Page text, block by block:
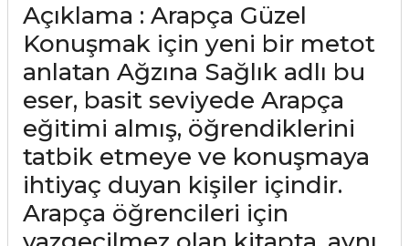
Açıklama : Arapça Güzel
Konuşmak için yeni bir metot
anlatan Ağzına Sağlık adlı bu
eser, basit seviyede Arapça
eğitimi almış, öğrendiklerini
tatbik etmeye ve konuşmaya
ihtiyaç duyan kişiler içindir.
Arapça öğrencileri için